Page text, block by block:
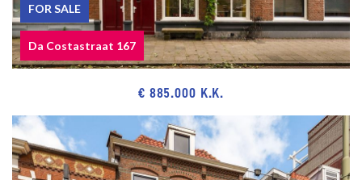
rounding or limitations in the performance of the measurement.
FOR SALE
Da Costastraat 167
€ 885.000 K.K.